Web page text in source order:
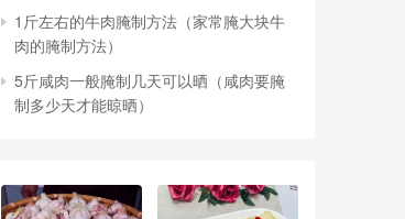
1斤左右的牛肉腌制方法（家常腌大块牛
肉的腌制方法）
5斤咸肉一般腌制几天可以晒（咸肉要腌
制多少天才能晾晒）